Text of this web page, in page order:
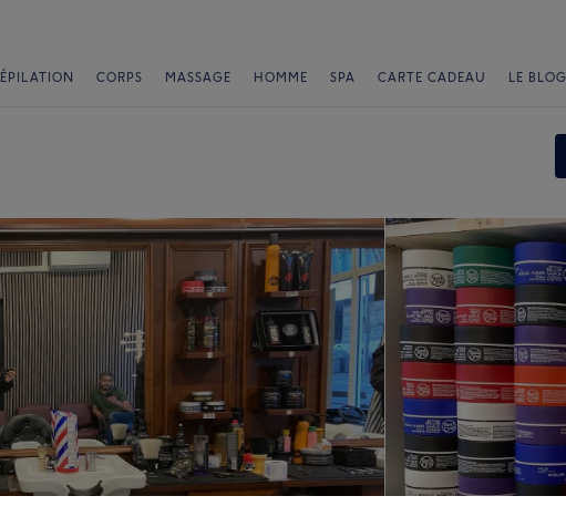
ÉPILATION CORPS MASSAGE HOMME SPA CARTE CADEAU LE